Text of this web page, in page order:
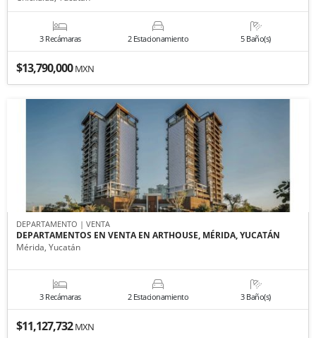
3 Recámaras 2 Estacionamiento 5 Baño(s)
$13,790,000MXN
DEPARTAMENTO | VENTA
DEPARTAMENTOS EN VENTA EN ARTHOUSE, MÉRIDA, YUCATÁN
Mérida, Yucatán
3 Recámaras 2 Estacionamiento 3 Baño(s)
$11,127,732MXN